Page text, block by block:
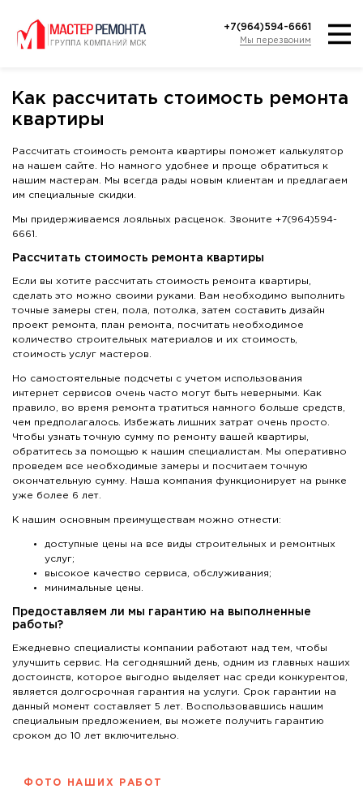
+7(964)594-6661
Мы перезвоним
Как рассчитать стоимость ремонта
квартиры
Рассчитать стоимость ремонта квартиры поможет калькулятор
на нашем сайте. Но намного удобнее и проще обратиться к
нашим мастерам. Мы всегда рады новым клиентам и предлагаем
им специальные скидки.
Мы придерживаемся лояльных расценок. Звоните +7(964)594-
6661.
Рассчитать стоимость ремонта квартиры
Если вы хотите рассчитать стоимость ремонта квартиры,
сделать это можно своими руками. Вам необходимо выполнить
точные замеры стен, пола, потолка, затем составить дизайн
проект ремонта, план ремонта, посчитать необходимое
количество строительных материалов и их стоимость,
стоимость услуг мастеров.
Но самостоятельные подсчеты с учетом использования
интернет сервисов очень часто могут быть неверными. Как
правило, во время ремонта тратиться намного больше средств,
чем предполагалось. Избежать лишних затрат очень просто.
Чтобы узнать точную сумму по ремонту вашей квартиры,
обратитесь за помощью к нашим специалистам. Мы оперативно
проведем все необходимые замеры и посчитаем точную
окончательную сумму. Наша компания функционирует на рынке
уже более 6 лет.
К нашим основным преимуществам можно отнести:
доступные цены на все виды строительных и ремонтных
услуг;
высокое качество сервиса, обслуживания;
минимальные цены.
Предоставляем ли мы гарантию на выполненные
работы?
Ежедневно специалисты компании работают над тем, чтобы
улучшить сервис. На сегодняшний день, одним из главных наших
достоинств, которое выгодно выделяет нас среди конкурентов,
является долгосрочная гарантия на услуги. Срок гарантии на
данный момент составляет 5 лет. Воспользовавшись нашим
специальным предложением, вы можете получить гарантию
сроком до 10 лет включительно.
ФОТО НАШИХ РАБОТ